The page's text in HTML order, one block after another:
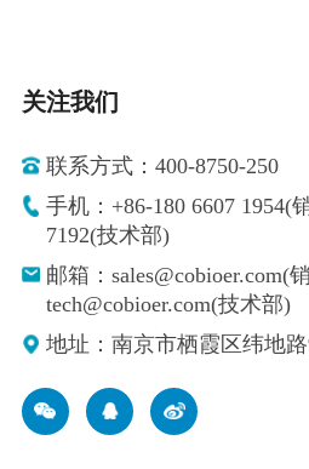
关注我们
联系方式：400-8750-250
手机：+86-180 6607 1954(
7192(技术部)
邮箱：sales@cobioer.com(
tech@cobioer.com(技术部)
地址：南京市栖霞区纬地